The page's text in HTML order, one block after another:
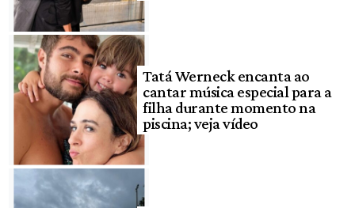
Tatá Werneck encanta ao
cantar música especial para a
filha durante momento na
piscina; veja vídeo